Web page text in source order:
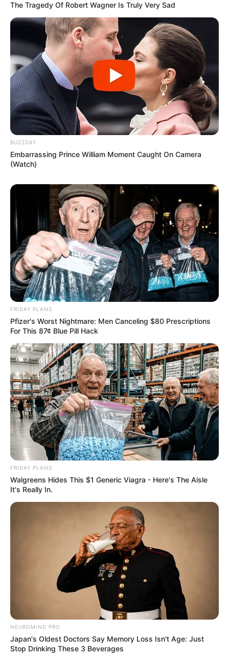
The Tragedy Of Robert Wagner Is Truly Very Sad
BUZZDAY
Embarrassing Prince William Moment Caught On Camera
(Watch)
FRIDAY PLANS
Pfizer's Worst Nightmare: Men Canceling $80 Prescriptions
For This 87¢ Blue Pill Hack
FRIDAY PLANS
Walgreens Hides This $1 Generic Viagra - Here's The Aisle
It's Really In.
NEUROMIND PRO
Japan's Oldest Doctors Say Memory Loss Isn't Age: Just
Stop Drinking These 3 Beverages